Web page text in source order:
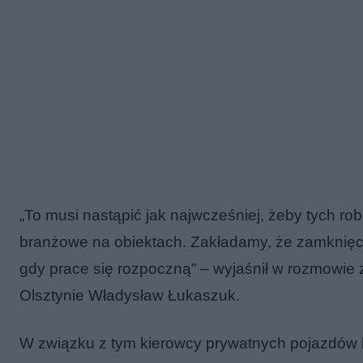
„To musi nastąpić jak najwcześniej, żeby tych
branżowe na obiektach. Zakładamy, że
gdy prace się rozpoczną” – wyjaśnił w
Olsztynie Władysław Łukaszuk.
W związku z tym kierowcy prywatnych